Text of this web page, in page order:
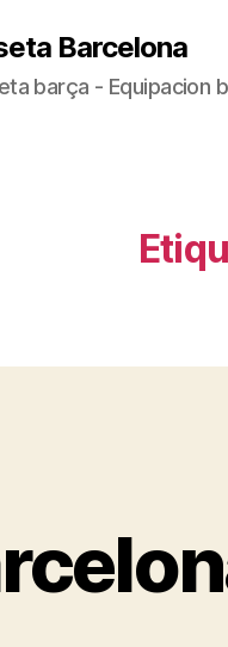
Barcelona
barça - Equipacion